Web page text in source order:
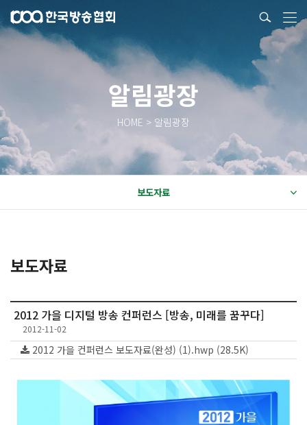
알림광장
HOME > 알림광장
보도자료
보도자료
2012 가을 디지털 방송 컨퍼런스 [방송, 미래를 꿈꾸다]
2012-11-02
2012 가을 컨퍼런스 보도자료(완성) (1).hwp (28.5K)